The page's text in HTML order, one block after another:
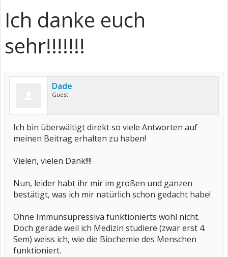
Ich danke euch
sehr!!!!!!!
Dade
Guest
Ich bin überwältigt direkt so viele Antworten auf
meinen Beitrag erhalten zu haben!
Vielen, vielen Dank!!!!
Nun, leider habt ihr mir im großen und ganzen
bestätigt, was ich mir natürlich schon gedacht habe!
Ohne Immunsupressiva funktionierts wohl nicht.
Doch gerade weil ich Medizin studiere (zwar erst 4.
Sem) weiss ich, wie die Biochemie des Menschen
funktioniert.